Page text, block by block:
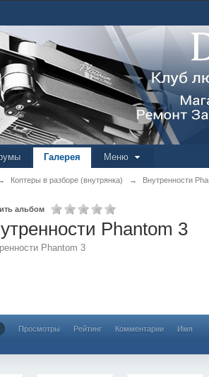
Галерея Меню
Коптеры в разборе (внутрянка) → Внутренности
альбом
Phantom 3
Phantom 3
Просмотры Рейтинг Комментарии
Имя